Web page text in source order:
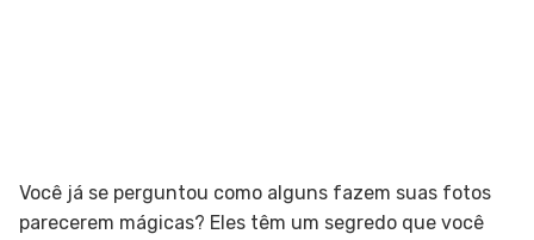
Você já se perguntou como alguns fazem suas fotos
parecerem mágicas? Eles têm um segredo que você